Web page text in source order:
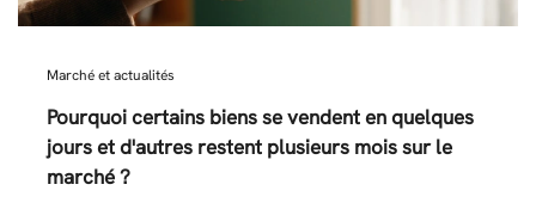
Marché et actualités
Pourquoi certains biens se vendent en quelques
jours et d'autres restent plusieurs mois sur le
marché ?